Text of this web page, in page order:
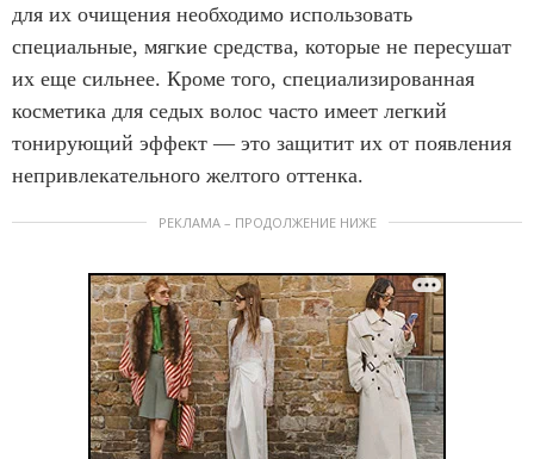
для их очищения необходимо использовать
специальные, мягкие средства, которые не пересушат
их еще сильнее. Кроме того, специализированная
косметика для седых волос часто имеет легкий
тонирующий эффект — это защитит их от появления
непривлекательного желтого оттенка.
РЕКЛАМА – ПРОДОЛЖЕНИЕ НИЖЕ